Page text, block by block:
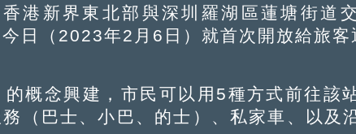
新界東北部與深圳羅湖區蓮塘街道交
日（2023年2月6日）就首次開放給旅客
念興建，市民可以用5種方式前往該
（巴士、小巴、的士）、私家車、以及